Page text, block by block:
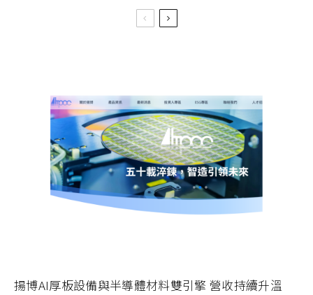
揚博AI厚板設備與半導體材料雙引擎 營收持續升溫